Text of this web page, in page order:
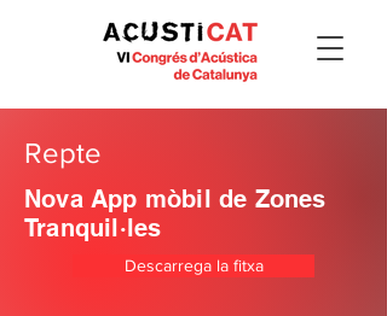
Repte
Nova App mòbil de Zones
Tranquil·les
Descarrega la fitxa